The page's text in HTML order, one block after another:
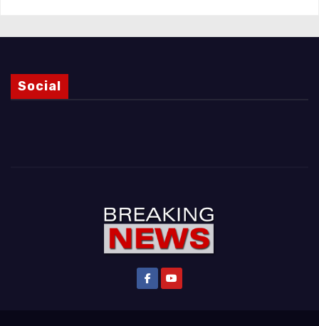
Social